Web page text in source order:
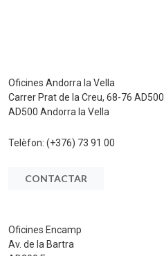
Oficines Andorra la Vella
Carrer Prat de la Creu, 68-76 AD500
AD500 Andorra la Vella
Telèfon: (+376) 73 91 00
CONTACTAR
Oficines Encamp
Av. de la Bartra